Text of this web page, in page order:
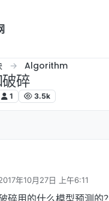
Algorithm
碎
1 3.5k
年10月27日 上午6:11
编辑
碎用的什么模型预测的？